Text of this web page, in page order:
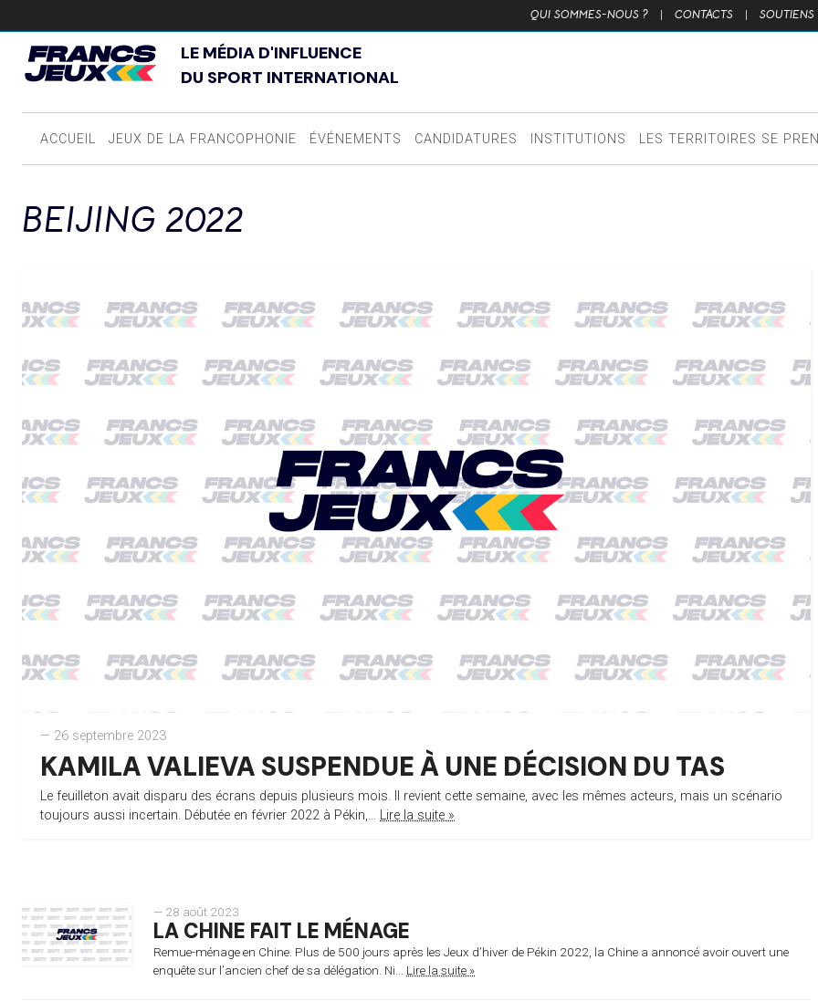
QUI SOMMES-NOUS ? | CONTACTS | SOUTIENS
LE MÉDIA D'INFLUENCE
DU SPORT INTERNATIONAL
ACCUEIL JEUX DE LA FRANCOPHONIE ÉVÉNEMENTS CANDIDATURES INSTITUTIONS LES TERRITOIRES SE
BEIJING 2022
— 26 septembre 2023
KAMILA VALIEVA SUSPENDUE À UNE DÉCISION DU TAS
Le feuilleton avait disparu des écrans depuis plusieurs mois. Il revient cette semaine, avec les mêmes acteurs, mais un scénario
toujours aussi incertain. Débutée en février 2022 à Pékin,... Lire la suite »
— 28 août 2023
LA CHINE FAIT LE MÉNAGE
Remue-ménage en Chine. Plus de 500 jours après les Jeux d’hiver de Pékin 2022, la Chine a annoncé avoir ouvert une
enquête sur l’ancien chef de sa délégation. Ni... Lire la suite »